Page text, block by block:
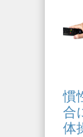
慣
合
体